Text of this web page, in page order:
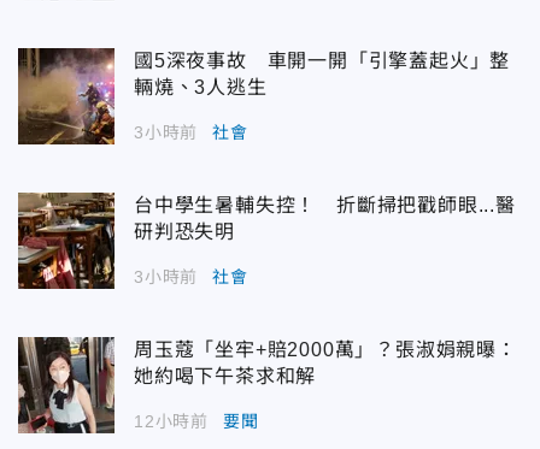
國5深夜事故 車開一開「引擎蓋起火」整
輛燒、3人逃生
3小時前 社會
台中學生暑輔失控！ 折斷掃把戳師眼...醫
研判恐失明
3小時前 社會
周玉蔻「坐牢+賠2000萬」？張淑娟親曝：
她約喝下午茶求和解
12小時前 要聞